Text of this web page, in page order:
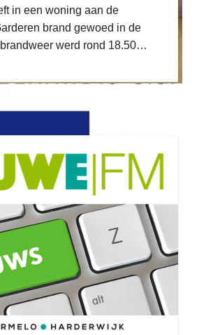
App
in een woning aan de
brand gewoed in de
werd rond 18.50…